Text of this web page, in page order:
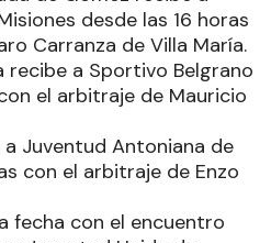
desde las 16 horas
Carranza de Villa María.
a Sportivo Belgrano
el arbitraje de Mauricio
Juventud Antoniana de
con el arbitraje de Enzo
fecha con el encuentro